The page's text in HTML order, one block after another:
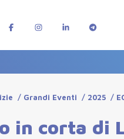
/ Grandi Eventi / 2025 /
in corta di